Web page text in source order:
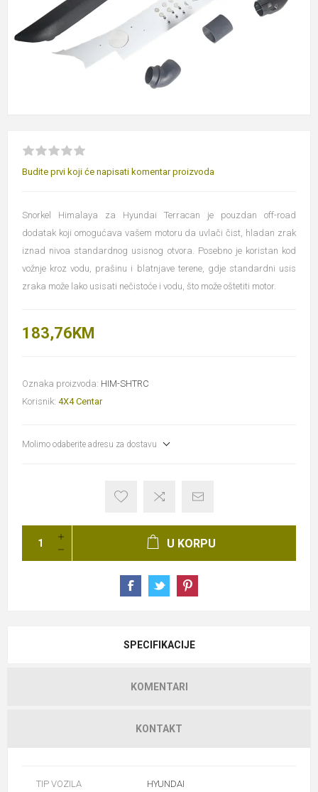
Budite prvi koji će napisati komentar proizvoda
Snorkel Himalaya za Hyundai Terracan je pouzdan off-road
dodatak koji omogućava vašem motoru da uvlači čist, hladan zrak
iznad nivoa standardnog usisnog otvora. Posebno je koristan kod
vožnje kroz vodu, prašinu i blatnjave terene, gdje standardni usis
zraka može lako usisati nečistoće i vodu, što može oštetiti motor.
183,76KM
Oznaka proizvoda: HIM-SHTRC
Korisnik: 4X4 Centar
Molimo odaberite adresu za dostavu
U KORPU
SPECIFIKACIJE
KOMENTARI
KONTAKT
TIP VOZILA HYUNDAI